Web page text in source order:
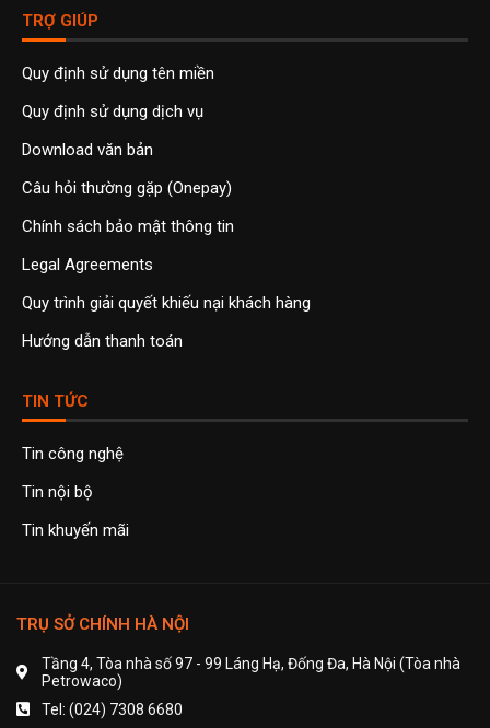
TRỢ GIÚP
Quy định sử dụng tên miền
Quy định sử dụng dịch vụ
Download văn bản
Câu hỏi thường gặp (Onepay)
Chính sách bảo mật thông tin
Legal Agreements
Quy trình giải quyết khiếu nại khách hàng
Hướng dẫn thanh toán
TIN TỨC
Tin công nghệ
Tin nội bộ
Tin khuyến mãi
TRỤ SỞ CHÍNH HÀ NỘI
Tầng 4, Tòa nhà số 97 - 99 Láng Hạ, Đống Đa, Hà Nội (Tòa nhà
Petrowaco)
Tel: (024) 7308 6680